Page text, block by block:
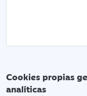
Cookies propias
analíticas